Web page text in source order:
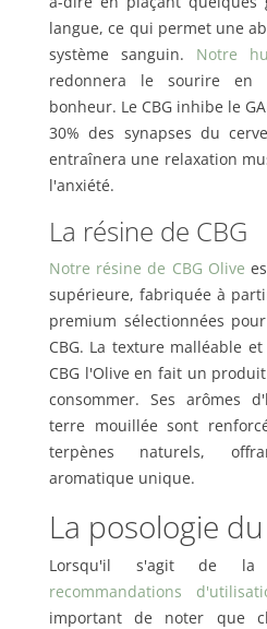
langue, ce qui permet une
système sanguin. Notre
redonnera le sourire en
bonheur. Le CBG inhibe le
30% des synapses du
entraînera une relaxation
l'anxiété.
La résine de CBG
Notre résine de CBG Olive
supérieure, fabriquée à
premium sélectionnées
CBG. La texture malléable
CBG l'Olive en fait un
consommer. Ses arômes
terre mouillée sont
terpènes naturels,
aromatique unique.
La posologie du
Lorsqu'il s'agit de
recommandations
important de noter que